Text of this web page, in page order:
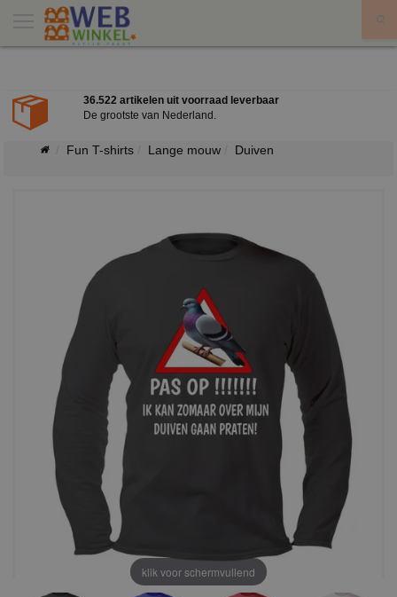
36.522 artikelen uit voorraad leverbaar
De grootste van Nederland.
Fun T-shirts Lange mouw Duiven
klik voor schermvullend